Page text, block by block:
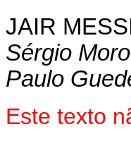
JAIR
Sérgio Moro
Paulo
Este texto